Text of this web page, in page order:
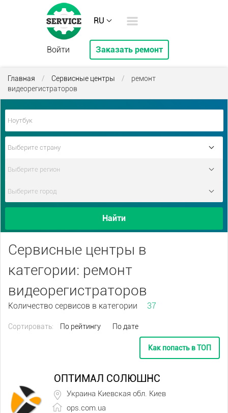
RU
Войти Заказать ремонт
Главная / Сервисные центры /
ремонт
видеорегистраторов
Найти
Сервисные центры в
категории: ремонт
видеорегистраторов
Количество сервисов в категории 37
Сортировать: По рейтингу По дате
Как попасть в ТОП
ОПТИМАЛ СОЛЮШНС
Украина Киевская обл. Киев
ops.com.ua